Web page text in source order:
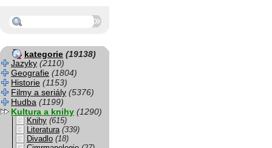
kategorie (19138)
Jazyky (2110)
Geografie (1804)
Historie (1153)
Filmy a seriály (5376)
Hudba (1199)
Kultura a knihy (1290)
Knihy (615)
Literatura (339)
Divadlo (18)